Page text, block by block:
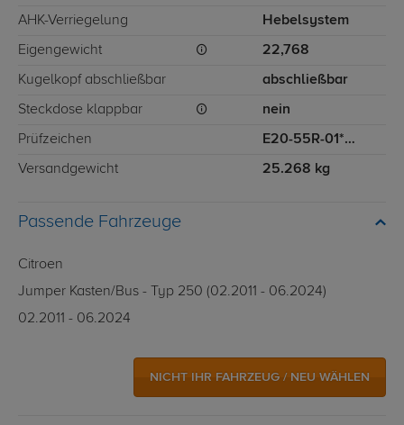
AHK-Verriegelung Hebelsystem
Eigengewicht 22,768
Kugelkopf abschließbar abschließbar
Steckdose klappbar nein
Prüfzeichen E20-55R-01*3990
Versandgewicht 25.268 kg
Passende Fahrzeuge
Citroen
Jumper Kasten/Bus - Typ 250 (02.2011 - 06.2024)
02.2011 - 06.2024
NICHT IHR FAHRZEUG / NEU WÄHLEN